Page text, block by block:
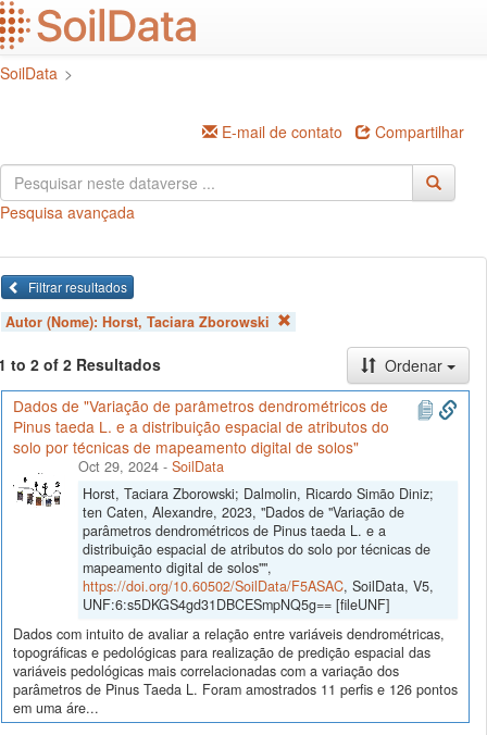
Ir
para
o
conteúdo
SoilData >
E-mail de contato Compartilhar
Pesquisa avançada
Filtrar resultados
Autor (Nome): Horst, Taciara Zborowski
to 2 of 2 Resultados
Ordenar
Dados de "Variação de parâmetros dendrométricos de
Pinus taeda L. e a distribuição espacial de atributos do
solo por técnicas de mapeamento digital de solos"
Oct 29, 2024 - SoilData
Horst, Taciara Zborowski; Dalmolin, Ricardo Simão Diniz;
ten Caten, Alexandre, 2023, "Dados de "Variação de
parâmetros dendrométricos de Pinus taeda L. e a
distribuição espacial de atributos do solo por técnicas de
mapeamento digital de solos"",
https://doi.org/10.60502/SoilData/F5ASAC, SoilData, V5,
UNF:6:s5DKGS4gd31DBCESmpNQ5g== [fileUNF]
Dados com intuito de avaliar a relação entre variáveis dendrométricas,
topográficas e pedológicas para realização de predição espacial das
variáveis pedológicas mais correlacionadas com a variação dos
parâmetros de Pinus Taeda L. Foram amostrados 11 perfis e 126 pontos
em uma áre...